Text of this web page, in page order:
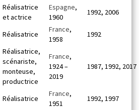
Réalisatrice
et actrice
Espagne,
1960
1992, 2006
Réalisatrice
France,
1958
1992
Réalisatrice,
scénariste,
monteuse,
productrice
France,
1924 –
2019
1987, 1992, 2017
Réalisatrice
France,
1951
1992, 1997